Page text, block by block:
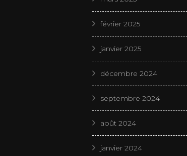
février 2025
janvier 2025
décembre 2024
septembre 2024
août 2024
janvier 2024